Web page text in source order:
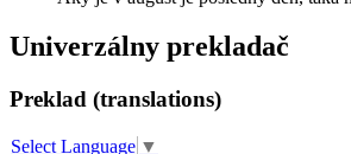
Univerzálny prekladač
Preklad (translations)
Select Language ▼